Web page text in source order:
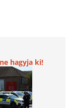
hagyja ki!